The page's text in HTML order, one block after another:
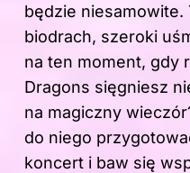
będzie niesamowite.
biodrach, szeroki
na ten moment, gdy
Dragons sięgniesz
na magiczny
do niego
koncert i baw się